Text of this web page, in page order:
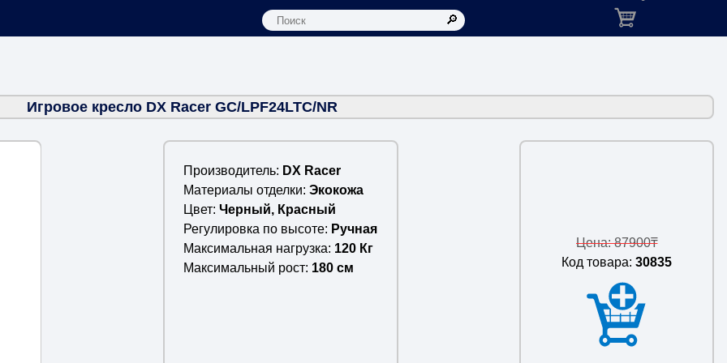
Корзина: товаров в
Игровое кресло DX Racer GC/LPF24LTC/NR
Производитель
DX Racer
Материалы отделки Экокожа
Цвет Черный, Красный
Регулировка по высоте
Ручная
Максимальная нагрузка 120 Кг
Максимальный рост 180 см
Цена: 87900₸
Код товара: 30835